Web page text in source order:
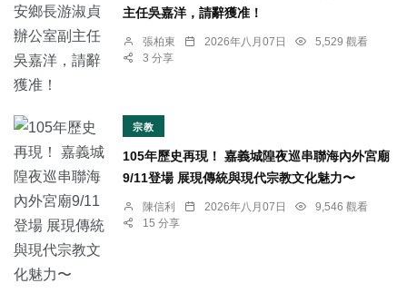
主任吳嘉洋，請辭獲准！
張柏東 2026年八月07日
5,529 觀看
3 分享
宗教
105年歷史再現！ 嘉義城隍夜巡串聯海內外宮廟
9/11登場 展現傳統與現代宗教文化魅力〜
陳信利 2026年八月07日
9,546 觀看
15 分享